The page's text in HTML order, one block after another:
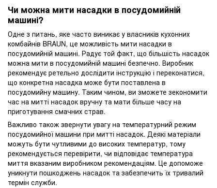
Чи можна мити насадки в посудомийній
машині?
Одне з питань, яке часто виникає у власників кухонних
комбайнів BRAUN, це можливість мити насадки в
посудомийній машині. Радує той факт, що більшість насадок
можна мити в посудомийній машині безпечно. Виробник
рекомендує ретельно дослідити інструкцію і переконатися,
що конкретна насадка може бути поставлена в
посудомийну машину. Таким чином, ви зможете зекономити
час на митті насадок вручну та мати більше часу на
приготування смачних страв.
Важливо також звернути увагу на температурний режим
посудомийної машини при митті насадок. Деякі матеріали
можуть бути чутливими до високих температур, тому
рекомендується перевірити, чи відповідає температура
миття вказаним виробником рекомендаціям. Це допоможе
уникнути пошкоджень насадок та забезпечить їх тривалий
термін служби.